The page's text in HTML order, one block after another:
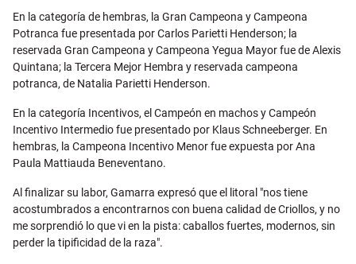
En la categoría de hembras, la Gran Campeona y Campeona
Potranca fue presentada por Carlos Parietti Henderson; la
reservada Gran Campeona y Campeona Yegua Mayor fue de Alexis
Quintana; la Tercera Mejor Hembra y reservada campeona
potranca, de Natalia Parietti Henderson.
En la categoría Incentivos, el Campeón en machos y Campeón
Incentivo Intermedio fue presentado por Klaus Schneeberger. En
hembras, la Campeona Incentivo Menor fue expuesta por Ana
Paula Mattiauda Beneventano.
Al finalizar su labor, Gamarra expresó que el litoral "nos tiene
acostumbrados a encontrarnos con buena calidad de Criollos, y no
me sorprendió lo que vi en la pista: caballos fuertes, modernos, sin
perder la tipificidad de la raza".